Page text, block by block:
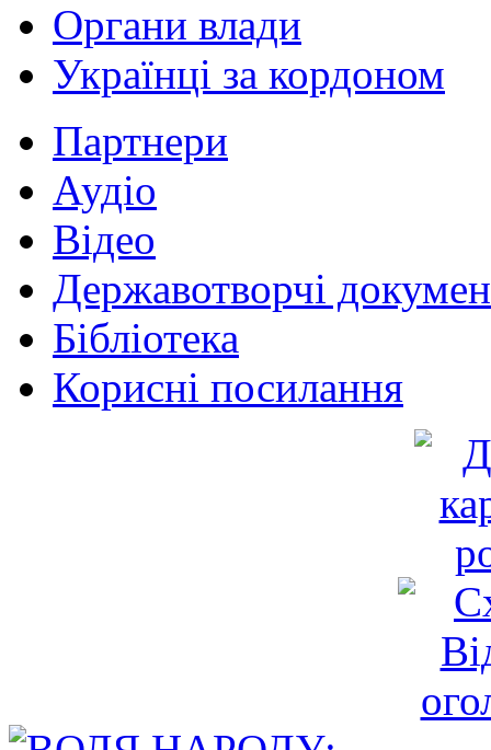
Органи влади
Українці за кордоном
Партнери
Аудіо
Відео
Державотворчі
Бібліотека
Корисні посилання